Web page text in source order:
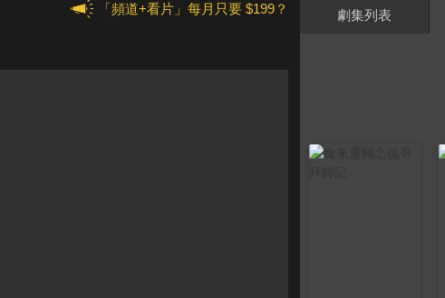
「頻道+看片」每月只要 $199？ 劇集列表